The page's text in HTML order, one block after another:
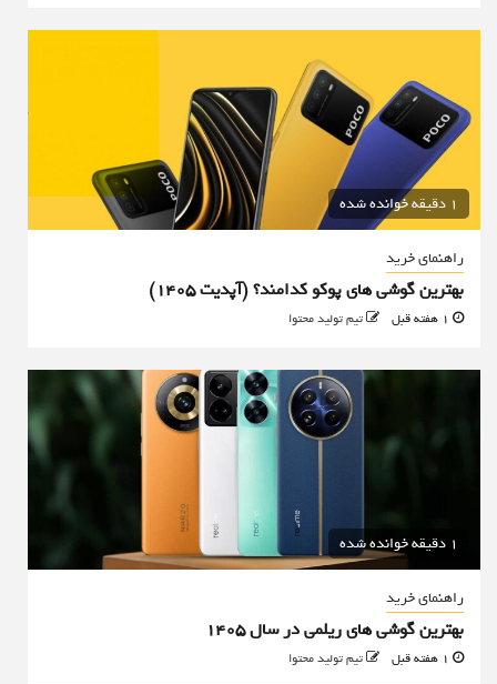
1 دقیقه خوانده شده
راهنمای خرید
بهترین گوشی های پوکو کدامند؟ (آپدیت ۱۴۰۵)
تیم تولید محتوا
1 دقیقه خوانده شده
راهنمای خرید
بهترین گوشی های ریلمی در سال 1405
تیم تولید محتوا